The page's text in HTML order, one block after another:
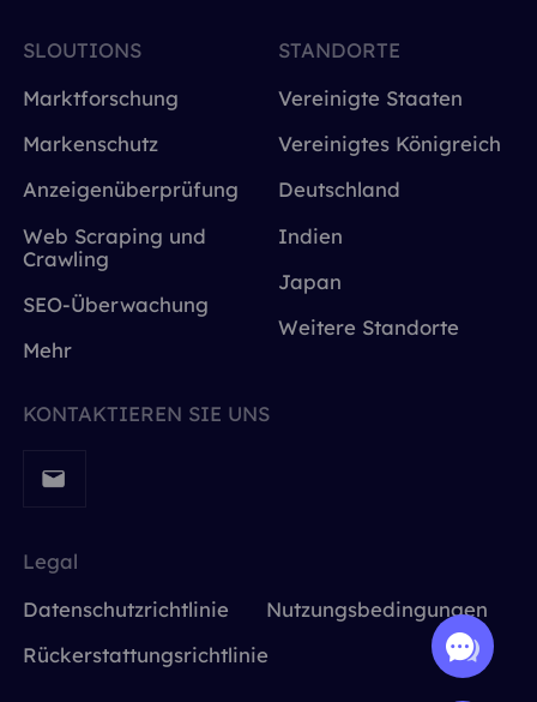
SLOUTIONS
Marktforschung
Markenschutz
Anzeigenüberprüfung
Web Scraping und
Crawling
SEO-Überwachung
Mehr
STANDORTE
Vereinigte Staaten
Vereinigtes Königreich
Deutschland
Indien
Japan
Weitere Standorte
KONTAKTIEREN SIE UNS
Legal
Datenschutzrichtlinie
Nutzungsbedingungen
Rückerstattungsrichtlinie